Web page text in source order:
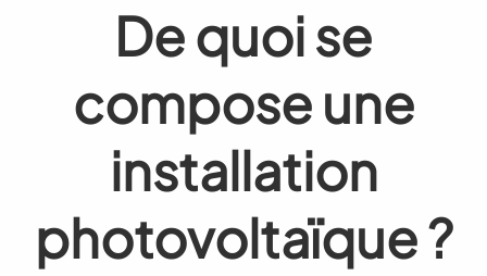
De quoi se
compose une
installation
photovoltaïque ?